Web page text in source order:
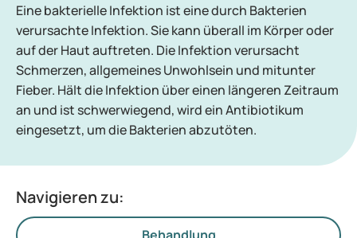
Eine bakterielle Infektion ist eine durch Bakterien
verursachte Infektion. Sie kann überall im Körper oder
auf der Haut auftreten. Die Infektion verursacht
Schmerzen, allgemeines Unwohlsein und mitunter
Fieber. Hält die Infektion über einen längeren Zeitraum
an und ist schwerwiegend, wird ein Antibiotikum
eingesetzt, um die Bakterien abzutöten.
Navigieren zu: